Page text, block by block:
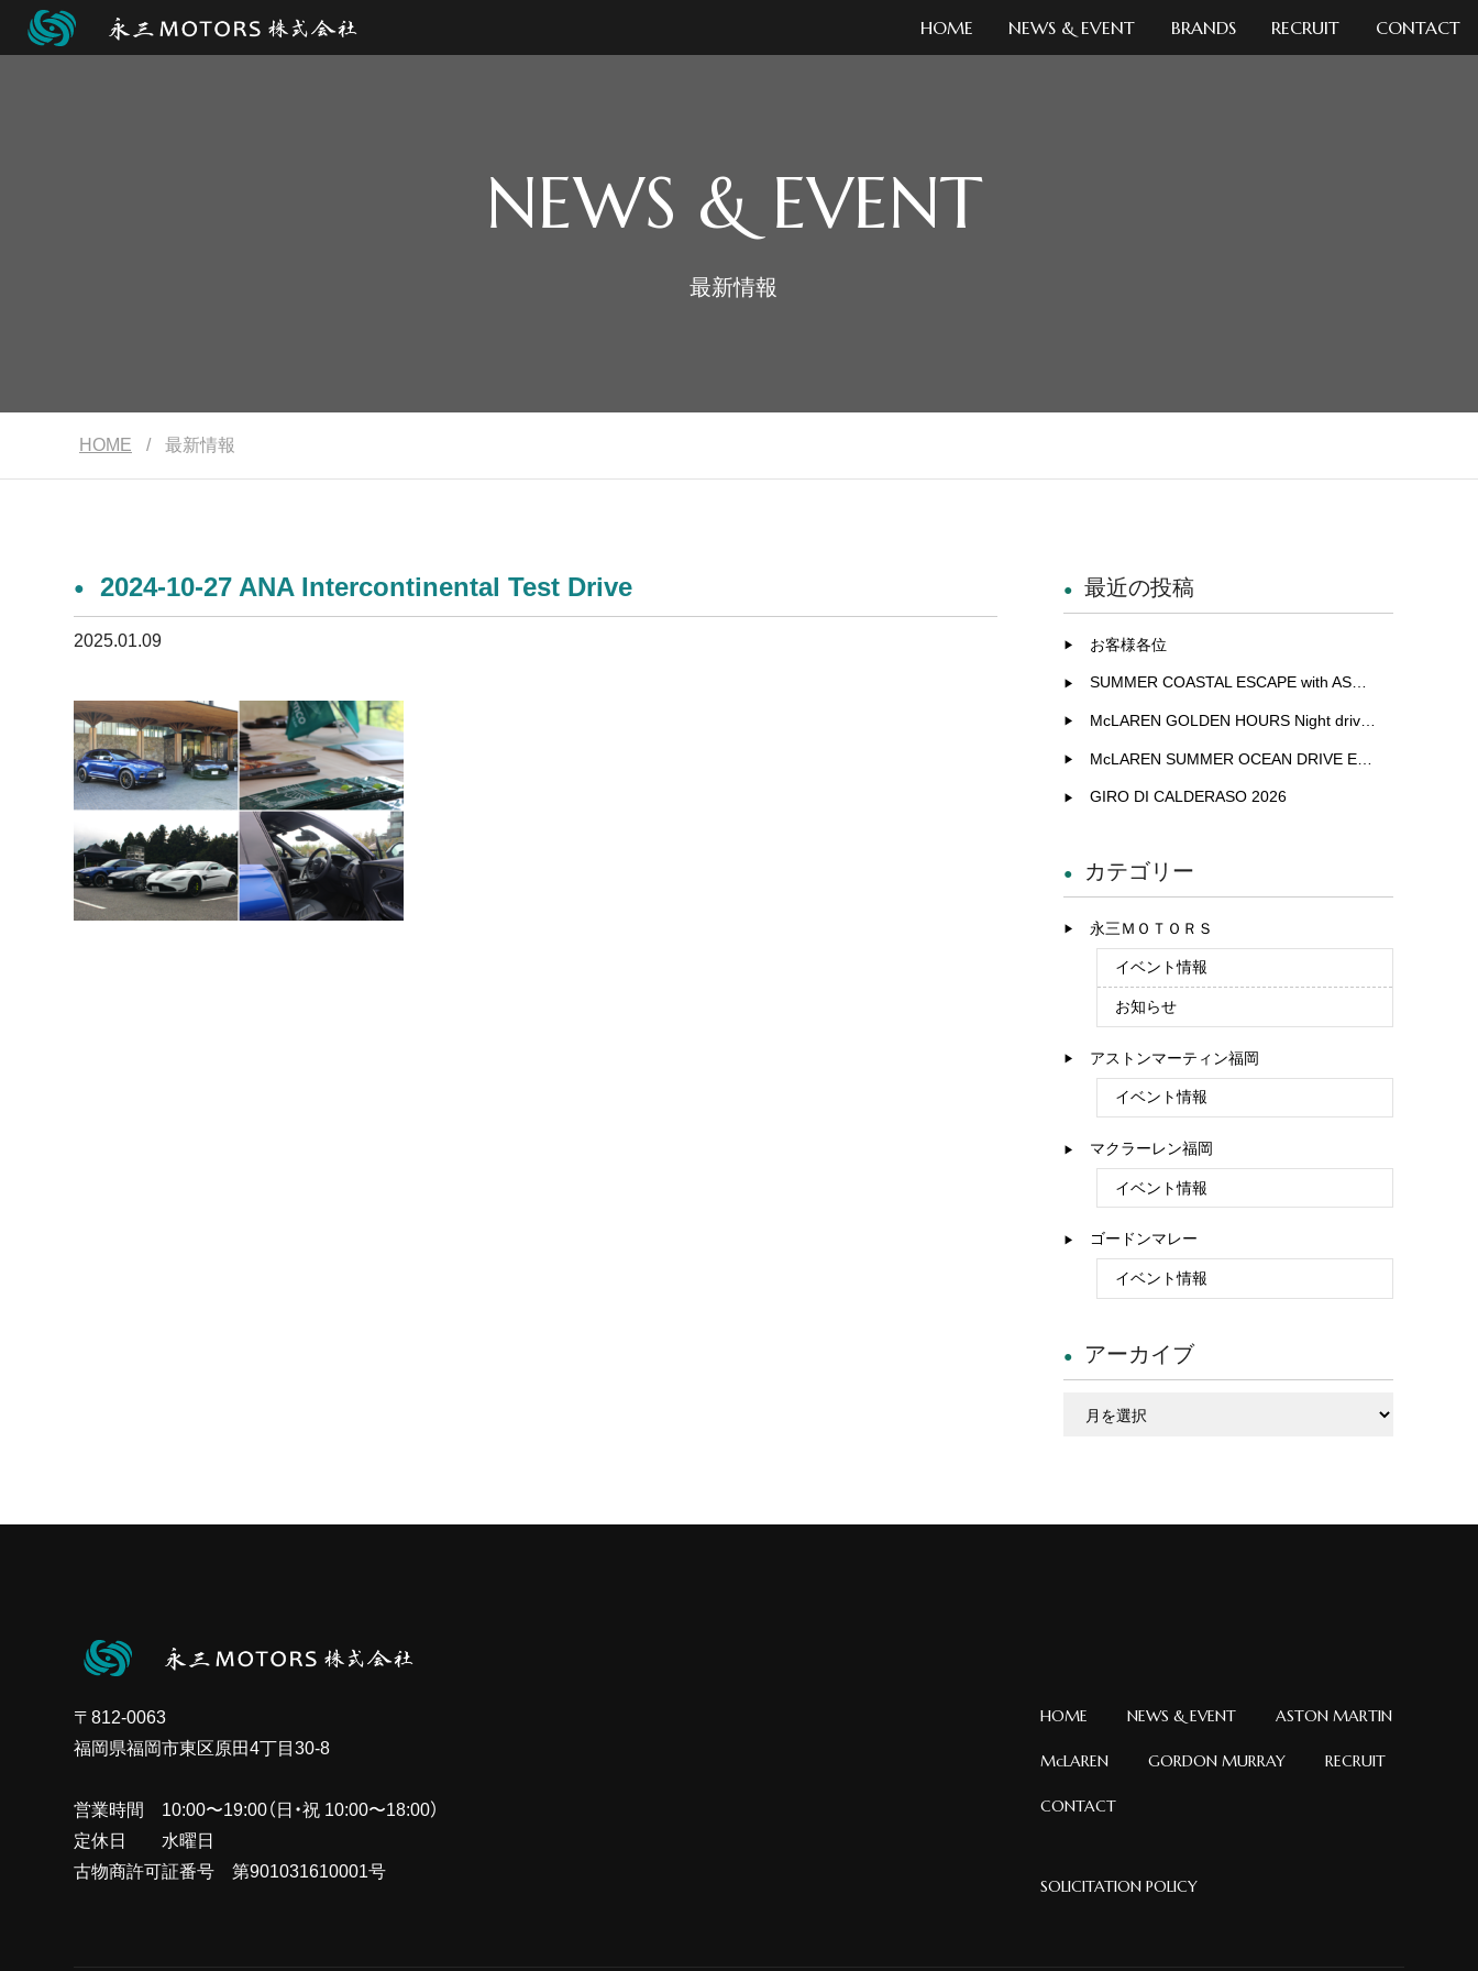
HOME NEWS & EVENT BRANDS RECRUIT CONTACT
NEWS & EVENT
最新情報
HOME / 最新情報
2024-10-27 ANA Intercontinental Test Drive
2025.01.09
最近の投稿
お客様各位
SUMMER COASTAL ESCAPE with ASTON MARTIN
McLAREN GOLDEN HOURS Night drive experience in Fukuoka
McLAREN SUMMER OCEAN DRIVE EXCLUSIVE EXPERIENCE IN KITAKYUSHU
GIRO DI CALDERASO 2026
カテゴリー
永三ＭＯＴＯＲＳ
イベント情報
お知らせ
アストンマーティン福岡
イベント情報
マクラーレン福岡
イベント情報
ゴードンマレー
イベント情報
アーカイブ
ブ
〒812-0063
福岡県福岡市東区原田4丁目30-8
営業時間 10:00〜19:00（日・祝 10:00〜18:00）
定休日 水曜日
古物商許可証番号 第901031610001号
HOME NEWS & EVENT ASTON MARTIN
McLAREN GORDON MURRAY RECRUIT
CONTACT
SOLICITATION POLICY